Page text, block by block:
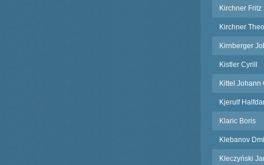
Kirchner Fritz
Kirchner
Kirnberger
Kistler Cyrill
Kittel Johann
Kjerulf
Klaric Boris
Klebanov
Kleczyński